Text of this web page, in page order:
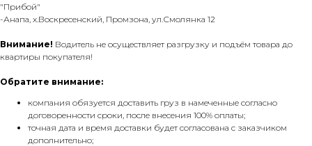
"Прибой"
-Анапа, х.Воскресенский, Промзона, ул.Смолянка 12
Внимание! Водитель не осуществляет разгрузку и подъём товара до
квартиры покупателя!
Обратите внимание:
компания обязуется доставить груз в намеченные согласно
договоренности сроки, после внесения 100% оплаты;
точная дата и время доставки будет согласована с заказчиком
дополнительно;